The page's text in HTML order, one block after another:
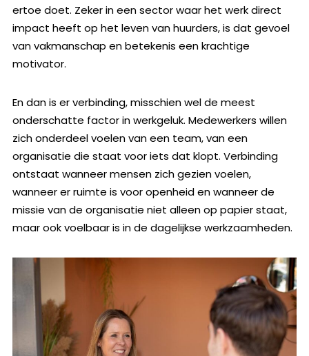
ertoe doet. Zeker in een sector waar het werk direct
impact heeft op het leven van huurders, is dat gevoel
van vakmanschap en betekenis een krachtige
motivator.
En dan is er verbinding, misschien wel de meest
onderschatte factor in werkgeluk. Medewerkers willen
zich onderdeel voelen van een team, van een
organisatie die staat voor iets dat klopt. Verbinding
ontstaat wanneer mensen zich gezien voelen,
wanneer er ruimte is voor openheid en wanneer de
missie van de organisatie niet alleen op papier staat,
maar ook voelbaar is in de dagelijkse werkzaamheden.